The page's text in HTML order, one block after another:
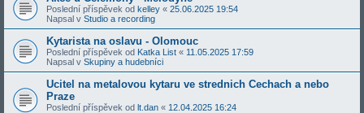
Poslední příspěvek od kelley « 25.06.2025 19:54
Napsal v Studio a recording
Kytarista na oslavu - Olomouc
Poslední příspěvek od Katka List « 11.05.2025 17:59
Napsal v Skupiny a hudebníci
Ucitel na metalovou kytaru ve strednich Cechach a nebo
Praze
Poslední příspěvek od lt.dan « 12.04.2025 16:24